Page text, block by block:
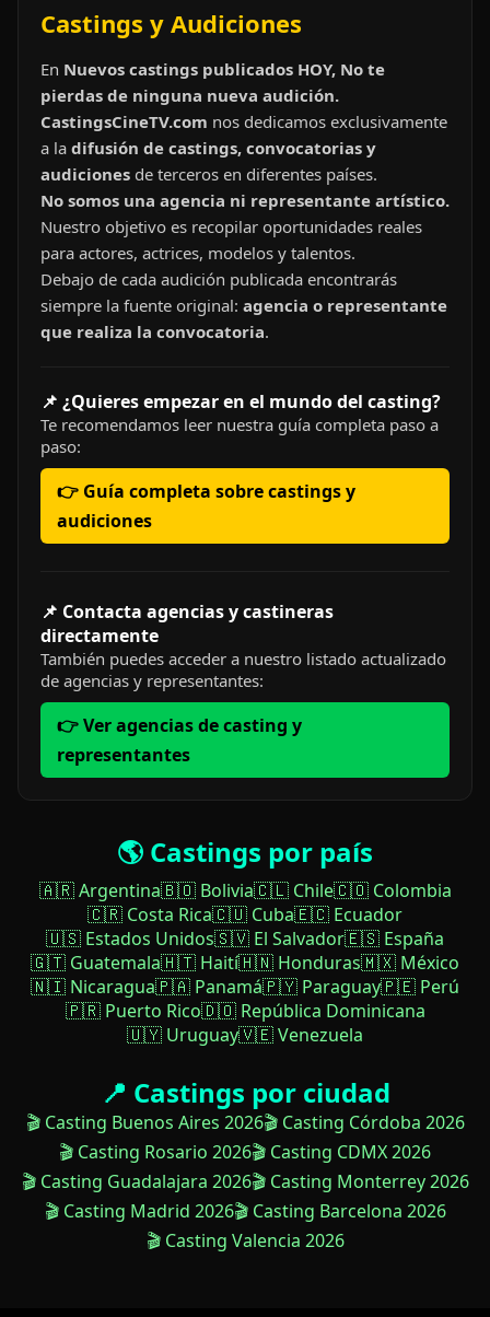
Castings y Audiciones
En Nuevos castings publicados HOY, No te
pierdas de ninguna nueva audición.
CastingsCineTV.com nos dedicamos exclusivamente
a la difusión de castings, convocatorias y
audiciones de terceros en diferentes países.
No somos una agencia ni representante artístico.
Nuestro objetivo es recopilar oportunidades reales
para actores, actrices, modelos y talentos.
Debajo de cada audición publicada encontrarás
siempre la fuente original: agencia o representante
que realiza la convocatoria.
📌 ¿Quieres empezar en el mundo del casting?
Te recomendamos leer nuestra guía completa paso a
paso:
👉 Guía completa sobre castings y
audiciones
📌 Contacta agencias y castineras
directamente
También puedes acceder a nuestro listado actualizado
de agencias y representantes:
👉 Ver agencias de casting y
representantes
🌎 Castings por país
🇦🇷 Argentina🇧🇴 Bolivia🇨🇱 Chile🇨🇴 Colombia
🇨🇷 Costa Rica🇨🇺 Cuba🇪🇨 Ecuador
🇺🇸 Estados Unidos🇸🇻 El Salvador🇪🇸 España
🇬🇹 Guatemala🇭🇹 Haití🇭🇳 Honduras🇲🇽 México
🇳🇮 Nicaragua🇵🇦 Panamá🇵🇾 Paraguay🇵🇪 Perú
🇵🇷 Puerto Rico🇩🇴 República Dominicana
🇺🇾 Uruguay🇻🇪 Venezuela
📍 Castings por ciudad
🎬 Casting Buenos Aires 2026🎬 Casting Córdoba 2026
🎬 Casting Rosario 2026🎬 Casting CDMX 2026
🎬 Casting Guadalajara 2026🎬 Casting Monterrey 2026
🎬 Casting Madrid 2026🎬 Casting Barcelona 2026
🎬 Casting Valencia 2026